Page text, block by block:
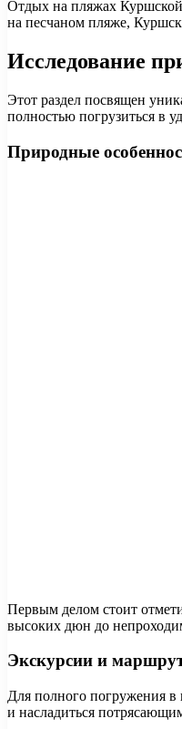
Отдых на пляжах Куршской
на песчаном пляже,
Исследование
Этот раздел посвящен
полностью погрузиться в
Природные
Первым делом стоит
высоких дюн до
Экскурсии и
Для полного погружения
и насладиться